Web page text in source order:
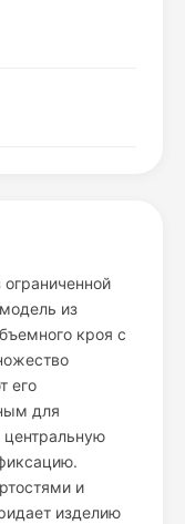
из
кроя с
его
для
центральную
и
изделию